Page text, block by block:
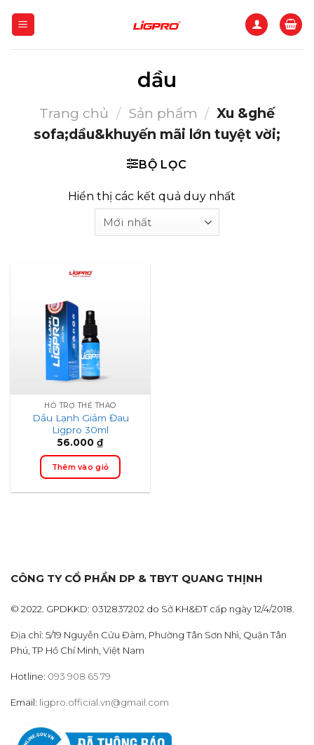
qua
dầu
Trang chủ / Sản phẩm / Xu &ghế
sofa;dầu&khuyến mãi lớn tuyệt vời;
BỘ LỌC
Hiển thị các kết quả duy nhất
HỖ TRỢ THỂ THAO
Dầu Lạnh Giảm Đau
Ligpro 30ml
56.000 ₫
Thêm vào giỏ
CÔNG TY CỔ PHẦN DP & TBYT QUANG THỊNH
© 2022. GPDKKD: 0312837202 do Sở KH&ĐT cấp ngày 12/4/2018.
Địa chỉ: 5/19 Nguyễn Cửu Đàm, Phường Tân Sơn Nhì, Quận Tân
Phú, TP Hồ Chí Minh, Việt Nam
Hotline: 093 908 65 79
Email: ligpro.official.vn@gmail.com